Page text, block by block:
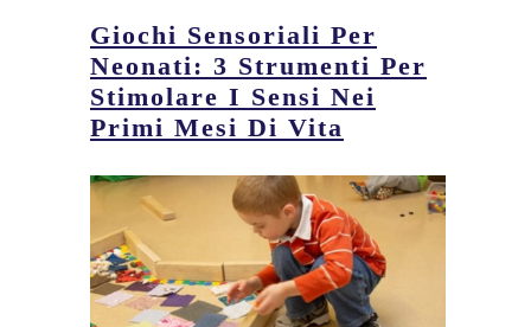
Giochi Sensoriali Per
Neonati: 3 Strumenti Per
Stimolare I Sensi Nei
Primi Mesi Di Vita